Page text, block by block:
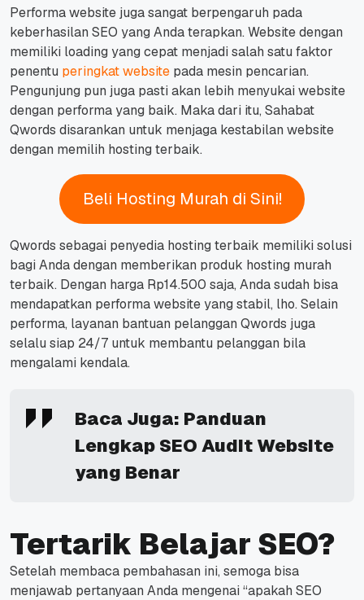
Performa website juga sangat berpengaruh pada
keberhasilan SEO yang Anda terapkan. Website dengan
memiliki loading yang cepat menjadi salah satu faktor
penentu peringkat website pada mesin pencarian.
Pengunjung pun juga pasti akan lebih menyukai website
dengan performa yang baik. Maka dari itu, Sahabat
Qwords disarankan untuk menjaga kestabilan website
dengan memilih hosting terbaik.
Beli Hosting Murah di Sini!
Qwords sebagai penyedia hosting terbaik memiliki solusi
bagi Anda dengan memberikan produk hosting murah
terbaik. Dengan harga Rp14.500 saja, Anda sudah bisa
mendapatkan performa website yang stabil, lho. Selain
performa, layanan bantuan pelanggan Qwords juga
selalu siap 24/7 untuk membantu pelanggan bila
mengalami kendala.
Baca Juga: Panduan
Lengkap SEO Audit Website
yang Benar
Tertarik Belajar SEO?
Setelah membaca pembahasan ini, semoga bisa
menjawab pertanyaan Anda mengenai “apakah SEO